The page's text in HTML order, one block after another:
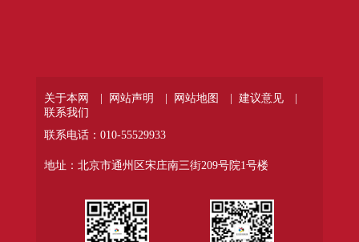
关于本网 | 网站声明 | 网站地图 |
建议意见 |
联系我们
联系电话：010-55529933
地址：北京市通州区宋庄南三街209号院1号楼